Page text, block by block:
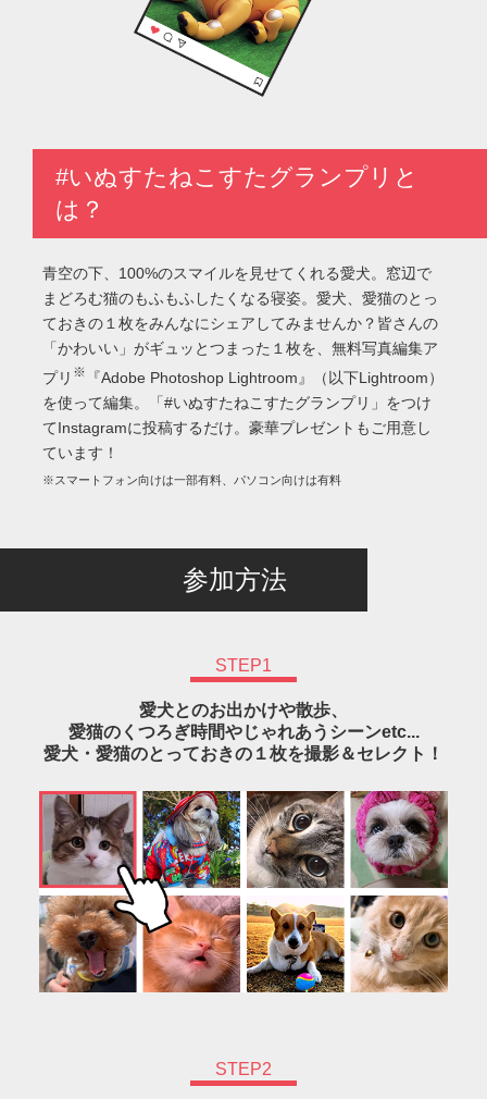
#いぬすたねこすたグランプリと
は？
青空の下、100%のスマイルを見せてくれる愛犬。窓辺で
まどろむ猫のもふもふしたくなる寝姿。愛犬、愛猫のとっ
ておきの１枚をみんなにシェアしてみませんか？皆さんの
「かわいい」がギュッとつまった１枚を、無料写真編集ア
プリ ※
『Adobe Photoshop Lightroom』（以下Lightroom）
を使って編集。「#いぬすたねこすたグランプリ」をつけ
てInstagramに投稿するだけ。豪華プレゼントもご用意し
ています！
※スマートフォン向けは一部有料、パソコン向けは有料
参加方法
STEP1
愛犬とのお出かけや散歩、
愛猫のくつろぎ時間やじゃれあうシーンetc...
愛犬・愛猫のとっておきの１枚を撮影＆セレクト！
STEP2